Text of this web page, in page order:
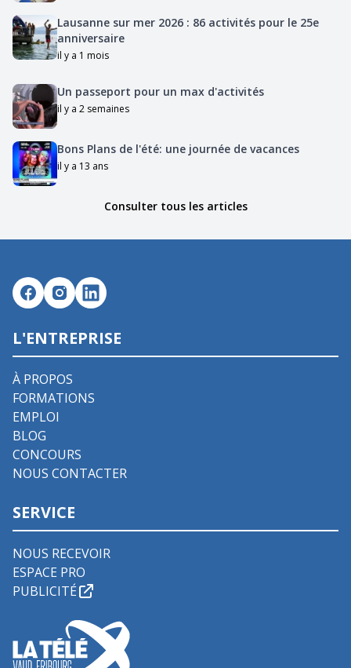
Lausanne sur mer 2026 : 86 activités pour le 25e
anniversaire
il y a 1 mois
Un passeport pour un max d'activités
il y a 2 semaines
Bons Plans de l'été: une journée de vacances
il y a 13 ans
Consulter tous les articles
L'ENTREPRISE
À PROPOS
FORMATIONS
EMPLOI
BLOG
CONCOURS
NOUS CONTACTER
SERVICE
NOUS RECEVOIR
ESPACE PRO
PUBLICITÉ